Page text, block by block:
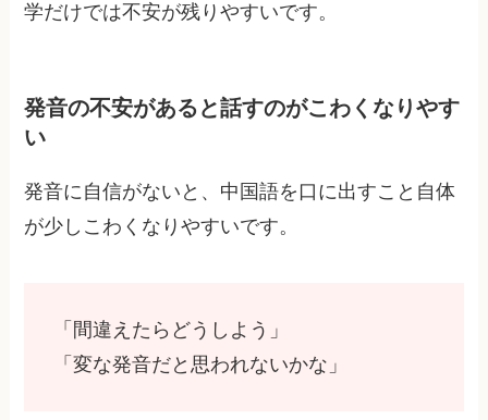
学だけでは不安が残りやすいです。
発音の不安があると話すのがこわくなりやす
い
発音に自信がないと、中国語を口に出すこと自体
が少しこわくなりやすいです。
「間違えたらどうしよう」
「変な発音だと思われないかな」